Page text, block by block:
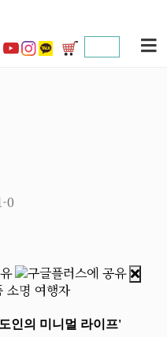
0
소명 여행자
인의 미니멀 라이프'